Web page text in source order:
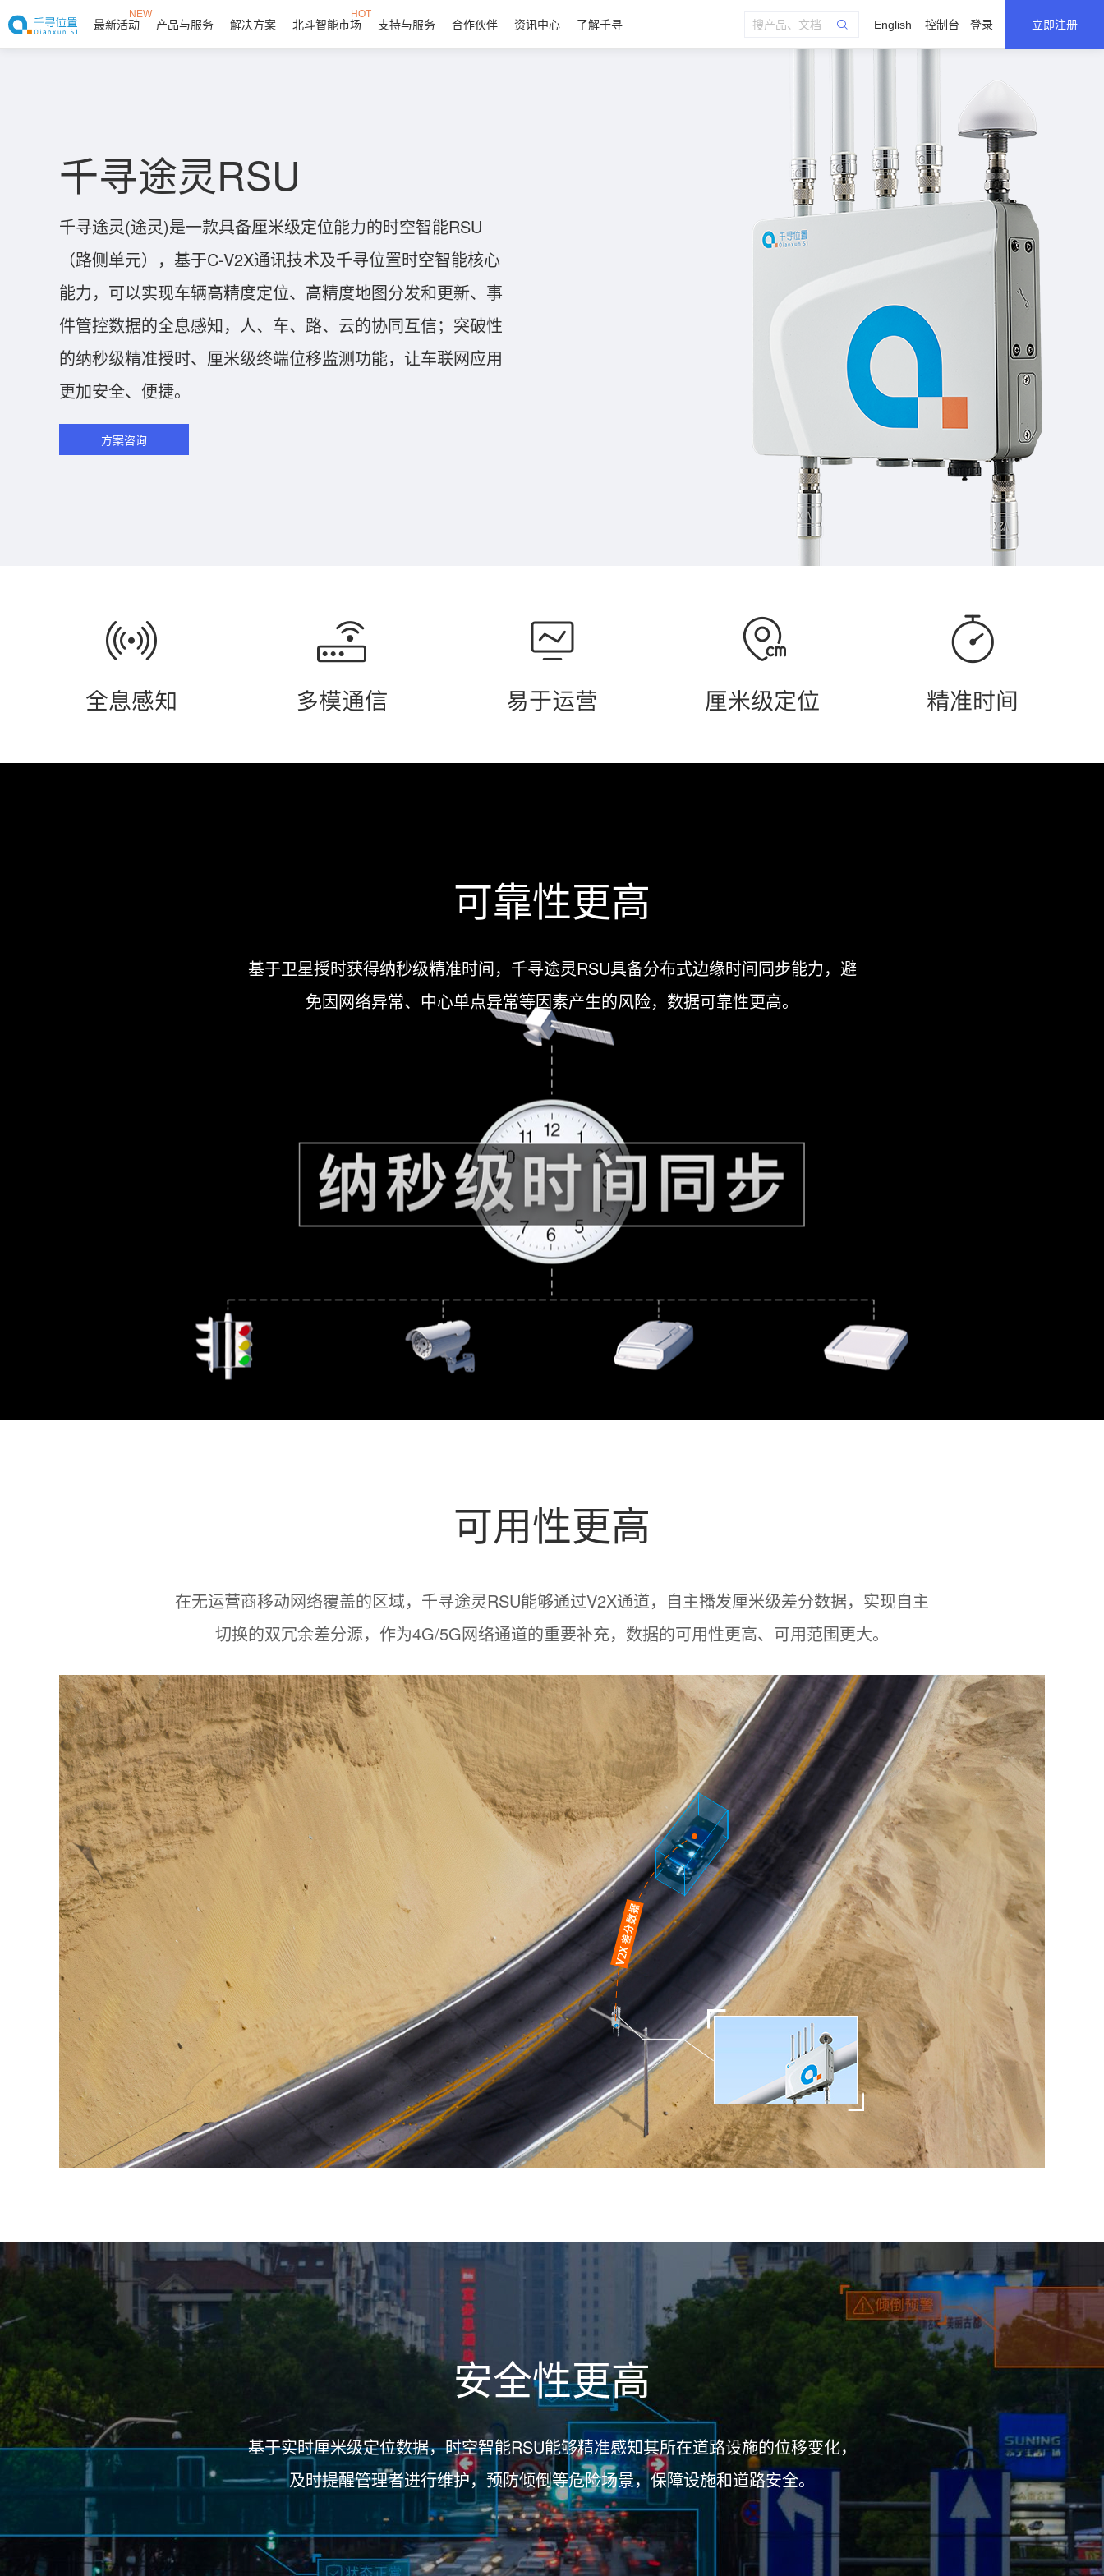
最新活动
NEW
产品与服务 解决方案 北斗智能市场
HOT
支持与服务 合作伙伴 资讯中心 了解千寻 English 控制台 登录 立即注册
千寻途灵RSU
千寻途灵(途灵)是一款具备厘米级定位能力的时空智能RSU
（路侧单元），基于C-V2X通讯技术及千寻位置时空智能核心
能力，可以实现车辆高精度定位、高精度地图分发和更新、事
件管控数据的全息感知，人、车、路、云的协同互信；突破性
的纳秒级精准授时、厘米级终端位移监测功能，让车联网应用
更加安全、便捷。
方案咨询
可靠性更高
基于卫星授时获得纳秒级精准时间，千寻途灵RSU具备分布式边缘时间同步能力，避
免因网络异常、中心单点异常等因素产生的风险，数据可靠性更高。
可用性更高
在无运营商移动网络覆盖的区域，千寻途灵RSU能够通过V2X通道，自主播发厘米级差分数据，实现自主
切换的双冗余差分源，作为4G/5G网络通道的重要补充，数据的可用性更高、可用范围更大。
安全性更高
基于实时厘米级定位数据，时空智能RSU能够精准感知其所在道路设施的位移变化，
及时提醒管理者进行维护，预防倾倒等危险场景，保障设施和道路安全。